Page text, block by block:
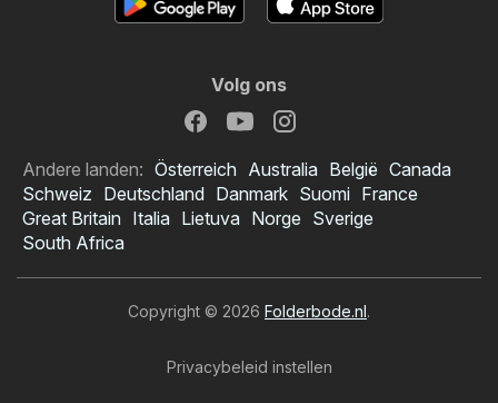
Volg ons
Andere landen: Österreich Australia België Canada
Schweiz Deutschland Danmark Suomi France
Great Britain Italia Lietuva Norge Sverige
South Africa
Copyright © 2026 Folderbode.nl.
Privacybeleid instellen